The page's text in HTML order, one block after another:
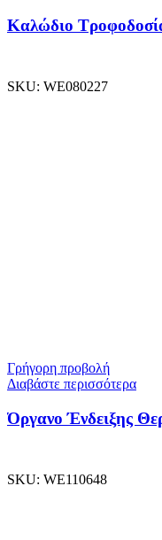
Καλώδιο
SKU: WE080227
Γρήγορη προβολή
Διαβάστε περισσότερα
Όργανο Ένδειξης
SKU: WE110648